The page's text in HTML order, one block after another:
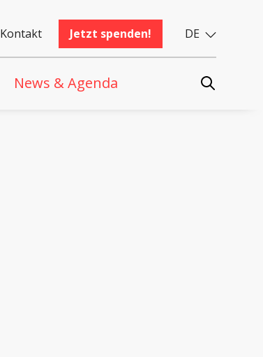
Kontakt Jetzt spenden! DE
News & Agenda